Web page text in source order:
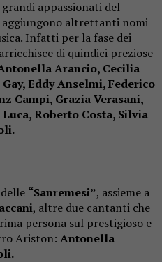
appassionati del
aggiungono altrettanti nomi
Infatti per la fase dei
di quindici preziose
Arancio, Cecilia
Eddy Anselmi,Federico
Campi, Grazia Verasani,
Roberto Costa, Silvia
“Sanremesi”, assieme a
, altre due cantanti che
persona sul prestigioso e
Ariston: Antonella